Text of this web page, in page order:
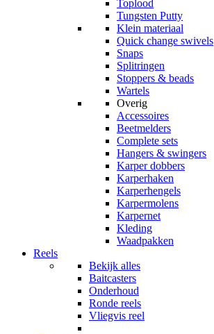
Toplood
Tungsten Putty
Klein materiaal
Quick change swivels
Snaps
Splitringen
Stoppers & beads
Wartels
Overig
Accessoires
Beetmelders
Complete sets
Hangers & swingers
Karper dobbers
Karperhaken
Karperhengels
Karpermolens
Karpernet
Kleding
Waadpakken
Reels
Bekijk alles
Baitcasters
Onderhoud
Ronde reels
Vliegvis reel